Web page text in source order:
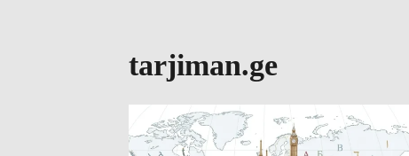
tarjiman.ge